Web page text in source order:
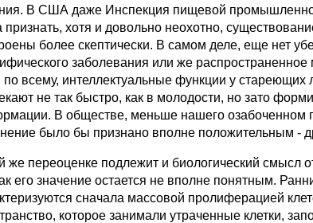
В США даже Инспекция пищевой
признать, хотя и довольно неохотно,
более скептически. В самом деле, еще нет
заболевания или же
по всему, интеллектуальные функции у
не так быстро, как в молодости, но зато
В обществе, меньше нашего озабоченном
было бы признано вполне положительным -
же переоценке подлежит и биологический смысл
его значение остается не вполне понятным.
сначала массовой пролиферацией
которое занимали утраченные клетки,